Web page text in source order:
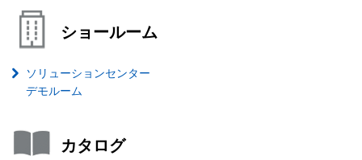
ショールーム
ソリューションセンター
デモルーム
カタログ